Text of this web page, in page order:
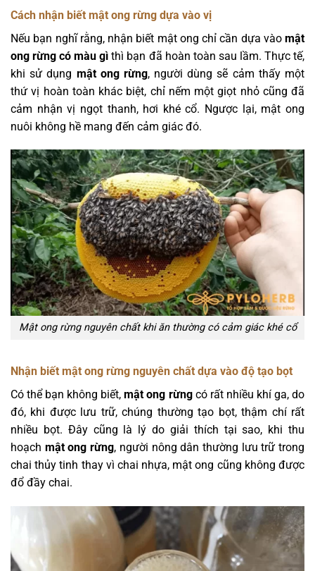
Cách nhận biết mật ong rừng dựa vào vị
Nếu bạn nghĩ rằng, nhận biết mật ong chỉ cần dựa vào mật
ong rừng có màu gì thì bạn đã hoàn toàn sau lầm. Thực tế,
khi sử dụng mật ong rừng, người dùng sẽ cảm thấy một
thứ vị hoàn toàn khác biệt, chỉ nếm một giọt nhỏ cũng đã
cảm nhận vị ngọt thanh, hơi khé cổ. Ngược lại, mật ong
nuôi không hề mang đến cảm giác đó.
Mật ong rừng nguyên chất khi ăn thường có cảm giác khé cổ
Nhận biết mật ong rừng nguyên chất dựa vào độ tạo bọt
Có thể bạn không biết,mật ong rừngcó rất nhiều khí ga, do
đó, khi được lưu trữ, chúng thường tạo bọt, thậm chí rất
nhiều bọt. Đây cũng là lý do giải thích tại sao, khi thu
hoạch mật ong rừng, người nông dân thường lưu trữ trong
chai thủy tinh thay vì chai nhựa, mật ong cũng không được
đổ đầy chai.